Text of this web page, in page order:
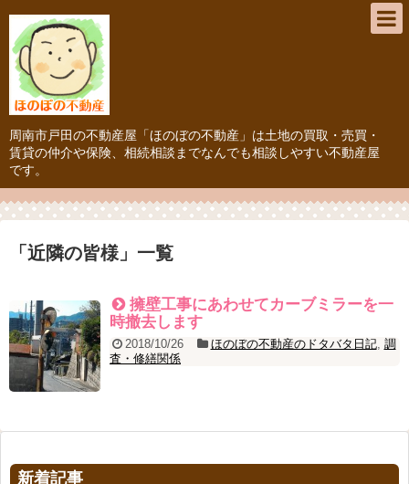
周南市戸田の不動産屋「ほのぼの不動産」は土地の買取・売買・
賃貸の仲介や保険、相続相談までなんでも相談しやすい不動産屋
です。
「 近隣の皆様 」 一覧
擁壁工事にあわせてカーブミラーを一
時撤去します
2018/10/26 ほのぼの不動産のドタバタ日記, 調
査・修繕関係
新着記事